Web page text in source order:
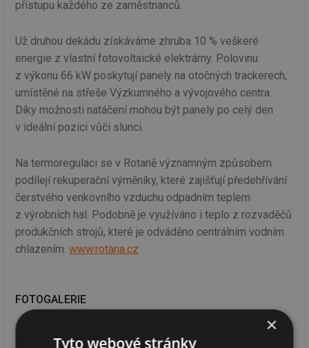
přístupu každého ze zaměstnanců.
Už druhou dekádu získáváme zhruba 10 % veškeré
energie z vlastní fotovoltaické elektrárny. Polovinu
z výkonu 66 kW poskytují panely na otočných trackerech,
umístěné na střeše Výzkumného a vývojového centra.
Díky možnosti natáčení mohou být panely po celý den
v ideální pozici vůči slunci.
Na termoregulaci se v Rotaně významným způsobem
podílejí rekuperační výměníky, které zajišťují předehřívání
čerstvého venkovního vzduchu odpadním teplem
z výrobních hal. Podobně je využíváno i teplo z rozvaděčů
produkčních strojů, které je odváděno centrálním vodním
chlazením. www.rotana.cz
FOTOGALERIE
×
Tyto webové stránky